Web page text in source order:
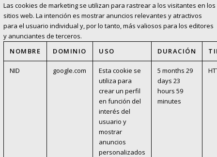
Las cookies de marketing se utilizan para rastrear a los visitantes en los
sitios web. La intención es mostrar anuncios relevantes y atractivos
para el usuario individual y, por lo tanto, más valiosos para los editores
y anunciantes de terceros.
NOMBRE
DOMINIO USO DURACIÓN
NID google.com
Esta cookie se
utiliza para
crear un perfil
en función del
interés del
usuario y
mostrar
anuncios
personalizados
5 months 29
days 23
hours 59
minutes